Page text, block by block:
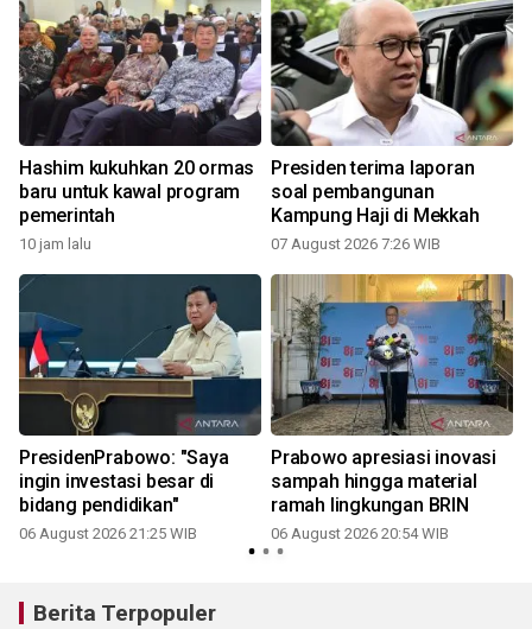
Hashim kukuhkan 20 ormas
baru untuk kawal program
pemerintah
10 jam lalu
Presiden terima laporan
soal pembangunan
Kampung Haji di Mekkah
07 August 2026 7:26 WIB
PresidenPrabowo: "Saya
ingin investasi besar di
bidang pendidikan"
06 August 2026 21:25 WIB
Prabowo apresiasi inovasi
sampah hingga material
ramah lingkungan BRIN
06 August 2026 20:54 WIB
Berita Terpopuler